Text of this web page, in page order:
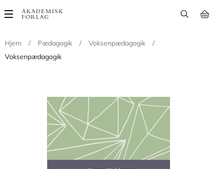
Main
Hjem
/ Pædagogik / Voksenpædagogik
/
Voksenpædagogik